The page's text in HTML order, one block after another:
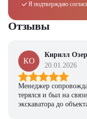
Я подтверждаю
Отзывы
КО
Кирилл
20.01.2026
Менеджер
терялся и был на
экскаватора до